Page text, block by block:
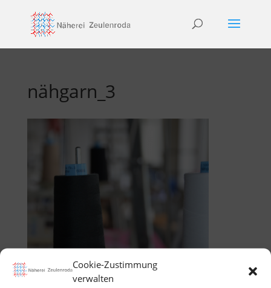
Cookie-Zustimmung
verwalten
nähgarn_3